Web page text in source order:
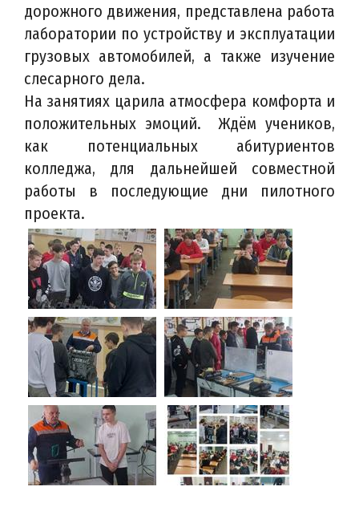
дорожного движения, представлена работа
лаборатории по устройству и эксплуатации
грузовых автомобилей, а также изучение
слесарного дела.
На занятиях царила атмосфера комфорта и
положительных эмоций. Ждём учеников,
как потенциальных абитуриентов
колледжа, для дальнейшей совместной
работы в последующие дни пилотного
проекта.